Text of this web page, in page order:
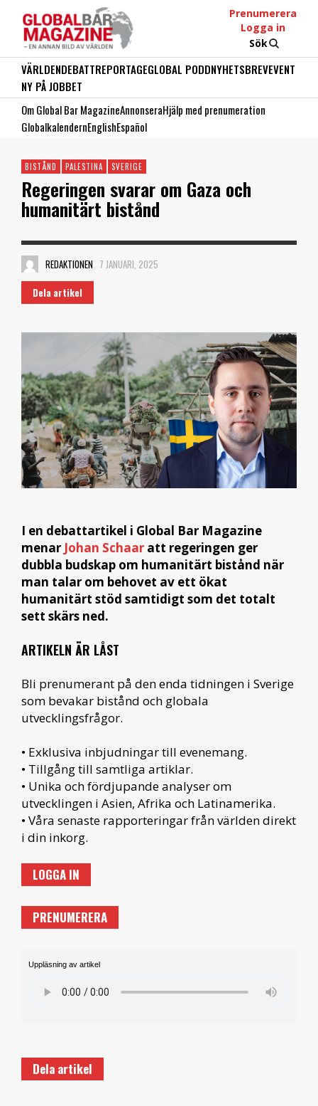
Prenumerera
Logga in
Sök
VÄRLDENDEBATTREPORTAGEGLOBAL PODDNYHETSBREVEVENT
NY PÅ JOBBET
Om Global Bar MagazineAnnonseraHjälp med prenumeration
GlobalkalendernEnglishEspañol
BISTÅND PALESTINA SVERIGE
Regeringen svarar om Gaza och
humanitärt bistånd
REDAKTIONEN 7 JANUARI, 2025
Dela artikel
I en debattartikel i Global Bar Magazine
menar Johan Schaar att regeringen ger
dubbla budskap om humanitärt bistånd när
man talar om behovet av ett ökat
humanitärt stöd samtidigt som det totalt
sett skärs ned.
ARTIKELN ÄR LÅST
Bli prenumerant på den enda tidningen i Sverige
som bevakar bistånd och globala
utvecklingsfrågor.
• Exklusiva inbjudningar till evenemang.
• Tillgång till samtliga artiklar.
• Unika och fördjupande analyser om
utvecklingen i Asien, Afrika och Latinamerika.
• Våra senaste rapporteringar från världen direkt
i din inkorg.
LOGGA IN
PRENUMERERA
Uppläsning av artikel
Dela artikel